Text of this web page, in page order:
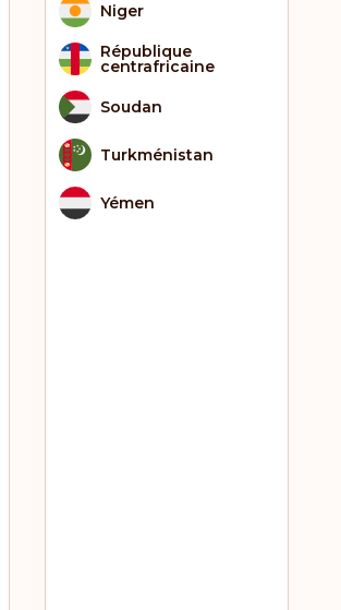
Niger
République
centrafricaine
Soudan
Turkménistan
Yémen